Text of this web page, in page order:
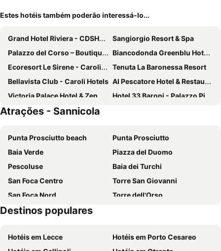
Estes hotéis também poderão interessá-lo...
Grand Hotel Riviera - CDSHotels
Sangiorgio Resort & Spa
Palazzo del Corso – Boutique Hotel
Biancodonda Greenblu Hotel & SPA
Ecoresort Le Sirene - Caroli Hotels
Tenuta La Baronessa Resort
Bellavista Club - Caroli Hotels Al Pescatore Hotel & Restaurant
Victoria Palace Hotel & Zen Wellness
Hotel 33 Baroni - Palazzo Piro dep
Boutique B&B Le Gemelle
M&F Hotel
Hotel Ghalà
Hotel Risberg
Barone Liberty Boutique Hotel & Spa
Jonico Hotel
GH Gallipoli Resort
Masseria L'Antico Frantoio
Hotel Villa Costes
Palazzo Angelelli
Hotel Fly
Santa Caterina Resort
Hotel Costa Blu
Masseria Relais Santa Teresa
Atrações - Sannicola
Punta Prosciutto beach
Punta Prosciutto
Baia Verde
Piazza del Duomo
Pescoluse
Baia dei Turchi
San Foca Centro
Torre San Giovanni
San Foca Nord
Torre dell'Orso
Stazione Ferroviaria di Lecce
Splash Parco Acquatico
Spiaggia di Punta Pizzo
Destinos populares
Hotéis em Lecce
Hotéis em Porto Cesareo